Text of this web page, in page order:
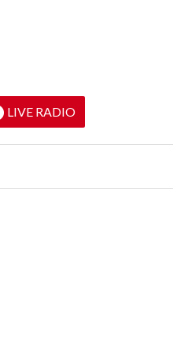
LIVE RADIO